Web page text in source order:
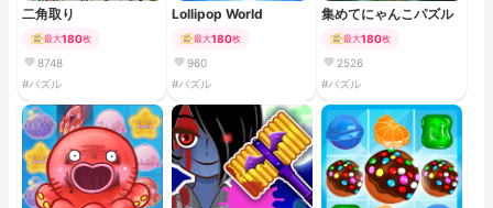
二角取り
最大180枚
8748
#パズル
Lollipop World
最大180枚
960
#パズル
集めてにゃんこパズル
最大180枚
2526
#パズル